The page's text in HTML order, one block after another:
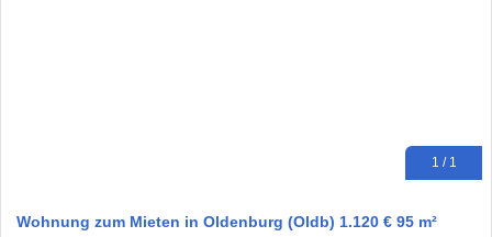
1 / 1
Wohnung zum Mieten in Oldenburg (Oldb) 1.120 € 95 m²